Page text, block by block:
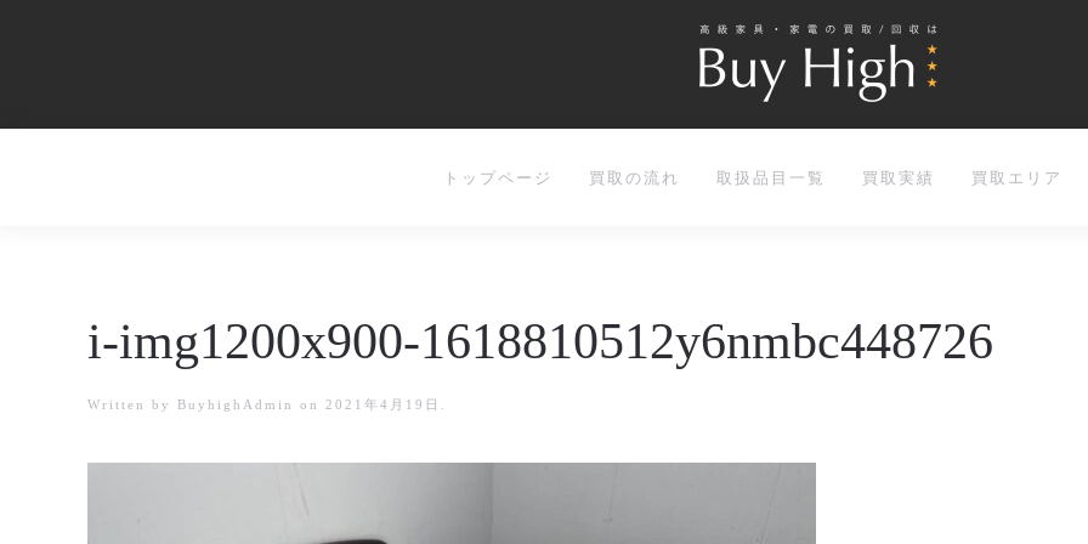
トップページ 買取の流れ 取扱品目一覧 買取実績 買取エリア
i-img1200x900-1618810512y6nmbc448726
Written by BuyhighAdmin on 2021年4月19日